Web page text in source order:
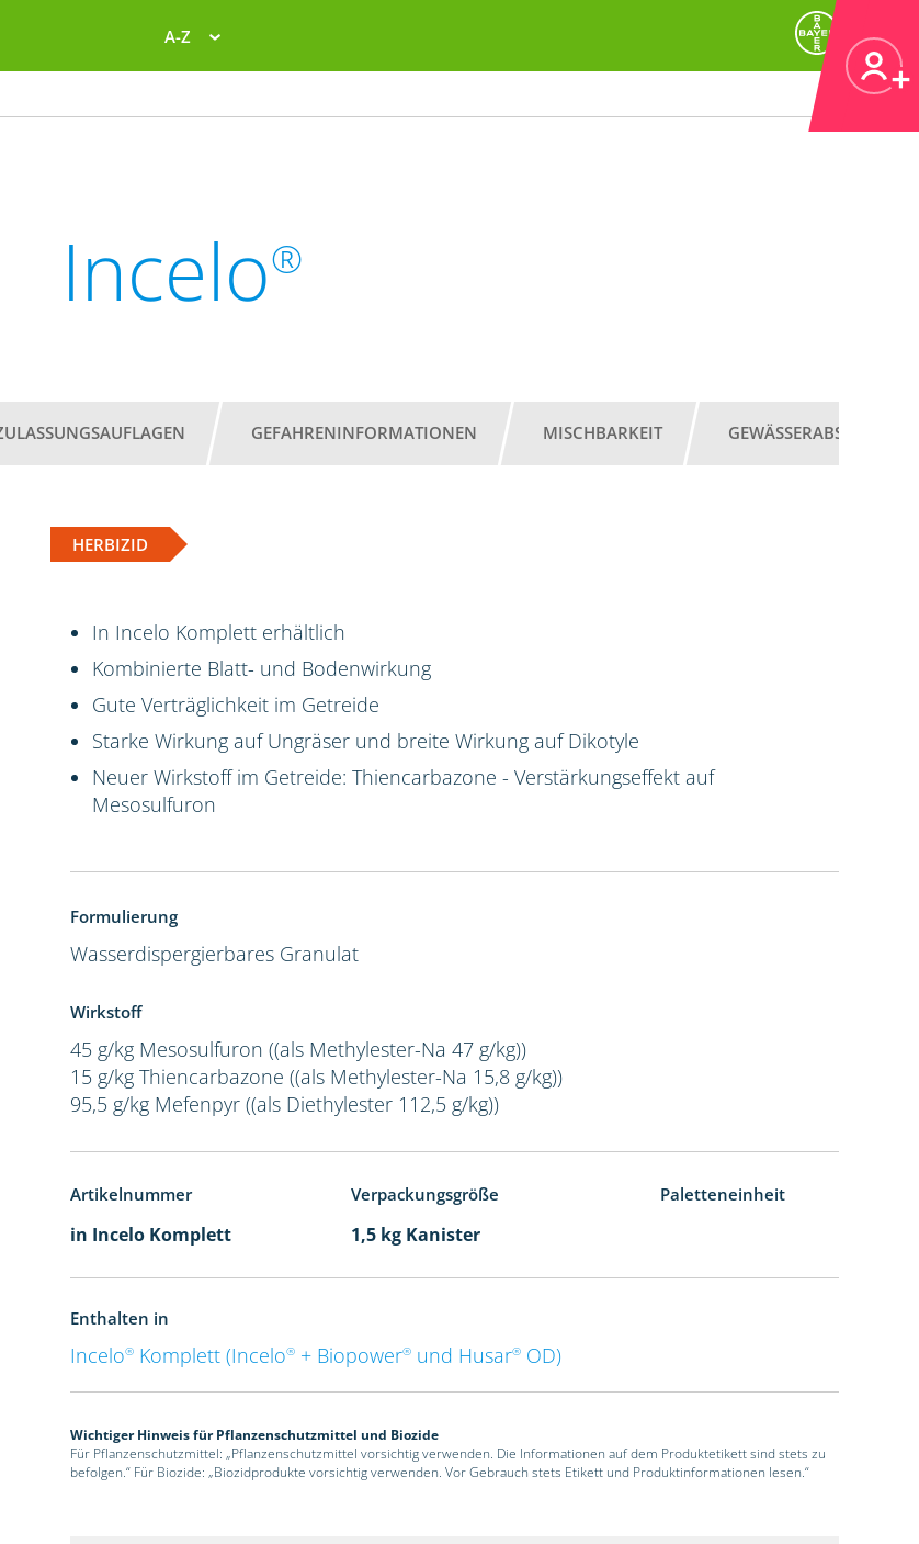
A-Z
Incelo®
GEFAHRENINFORMATIONEN MISCHBARKEIT GEWÄSSERABSTAND
HERBIZID
In Incelo Komplett erhältlich
Kombinierte Blatt- und Bodenwirkung
Gute Verträglichkeit im Getreide
Starke Wirkung auf Ungräser und breite Wirkung auf Dikotyle
Neuer Wirkstoff im Getreide: Thiencarbazone - Verstärkungseffekt auf
Mesosulfuron
Formulierung
Wasserdispergierbares Granulat
Wirkstoff
45 g/kg Mesosulfuron ((als Methylester-Na 47 g/kg))
15 g/kg Thiencarbazone ((als Methylester-Na 15,8 g/kg))
95,5 g/kg Mefenpyr ((als Diethylester 112,5 g/kg))
Artikelnummer Verpackungsgröße Paletteneinheit
in Incelo Komplett 1,5 kg Kanister
Enthalten in
Incelo® Komplett (Incelo® + Biopower® und Husar® OD)
Wichtiger Hinweis für Pflanzenschutzmittel und Biozide
Für Pflanzenschutzmittel: „Pflanzenschutzmittel vorsichtig verwenden. Die Informationen auf dem Produktetikett sind stets zu
befolgen.“ Für Biozide: „Biozidprodukte vorsichtig verwenden. Vor Gebrauch stets Etikett und Produktinformationen lesen.“